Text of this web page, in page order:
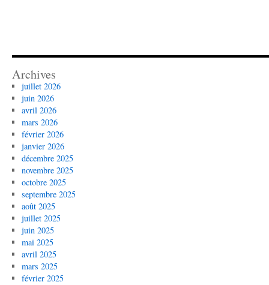
Archives
juillet 2026
juin 2026
avril 2026
mars 2026
février 2026
janvier 2026
décembre 2025
novembre 2025
octobre 2025
septembre 2025
août 2025
juillet 2025
juin 2025
mai 2025
avril 2025
mars 2025
février 2025